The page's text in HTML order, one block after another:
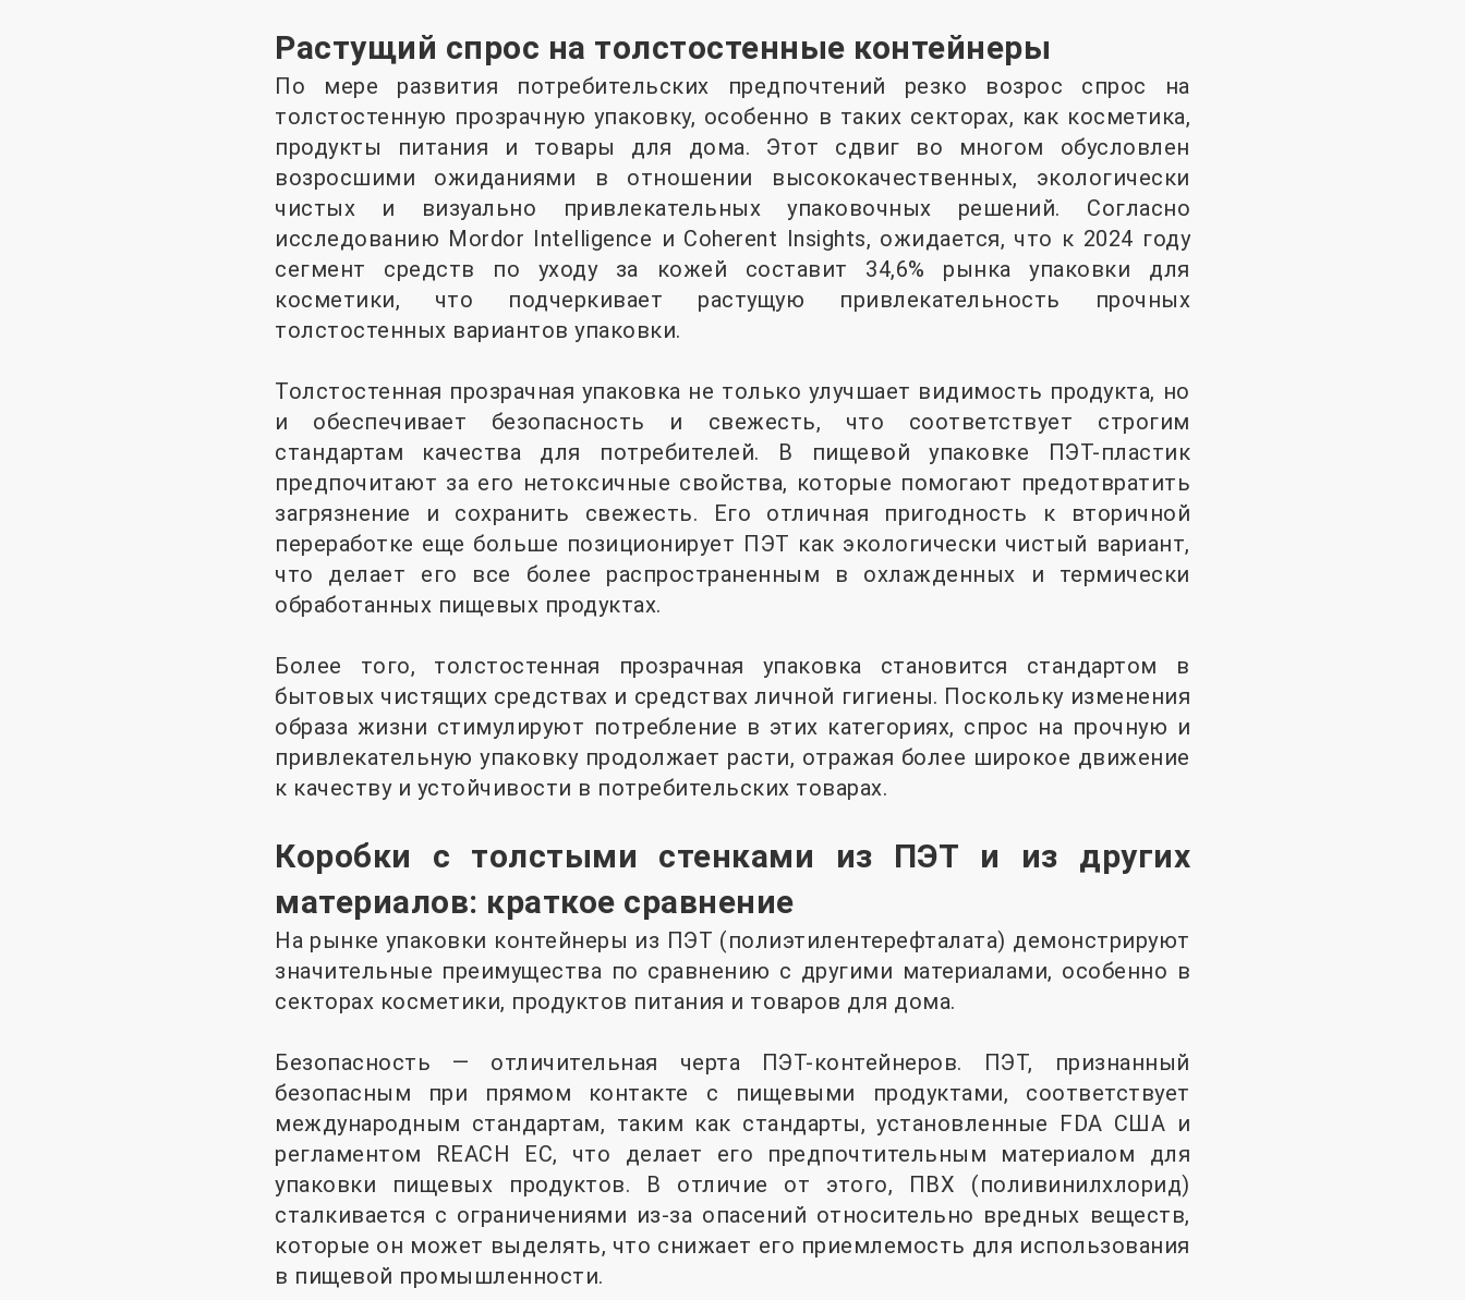
Растущий спрос на толстостенные контейнеры
По мере развития потребительских предпочтений резко возрос спрос на
толстостенную прозрачную упаковку, особенно в таких секторах, как косметика,
продукты питания и товары для дома. Этот сдвиг во многом обусловлен
возросшими ожиданиями в отношении высококачественных, экологически
чистых и визуально привлекательных упаковочных решений. Согласно
исследованию Mordor Intelligence и Coherent Insights, ожидается, что к 2024 году
сегмент средств по уходу за кожей составит 34,6% рынка упаковки для
косметики, что подчеркивает растущую привлекательность прочных
толстостенных вариантов упаковки.
Толстостенная прозрачная упаковка не только улучшает видимость продукта, но
и обеспечивает безопасность и свежесть, что соответствует строгим
стандартам качества для потребителей. В пищевой упаковке ПЭТ-пластик
предпочитают за его нетоксичные свойства, которые помогают предотвратить
загрязнение и сохранить свежесть. Его отличная пригодность к вторичной
переработке еще больше позиционирует ПЭТ как экологически чистый вариант,
что делает его все более распространенным в охлажденных и термически
обработанных пищевых продуктах.
Более того, толстостенная прозрачная упаковка становится стандартом в
бытовых чистящих средствах и средствах личной гигиены. Поскольку изменения
образа жизни стимулируют потребление в этих категориях, спрос на прочную и
привлекательную упаковку продолжает расти, отражая более широкое движение
к качеству и устойчивости в потребительских товарах.
Коробки с толстыми стенками из ПЭТ и из других
материалов: краткое сравнение
На рынке упаковки контейнеры из ПЭТ (полиэтилентерефталата) демонстрируют
значительные преимущества по сравнению с другими материалами, особенно в
секторах косметики, продуктов питания и товаров для дома.
Безопасность — отличительная черта ПЭТ-контейнеров. ПЭТ, признанный
безопасным при прямом контакте с пищевыми продуктами, соответствует
международным стандартам, таким как стандарты, установленные FDA США и
регламентом REACH ЕС, что делает его предпочтительным материалом для
упаковки пищевых продуктов. В отличие от этого, ПВХ (поливинилхлорид)
сталкивается с ограничениями из-за опасений относительно вредных веществ,
которые он может выделять, что снижает его приемлемость для использования
в пищевой промышленности.